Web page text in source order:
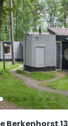
Berkenhorst 13